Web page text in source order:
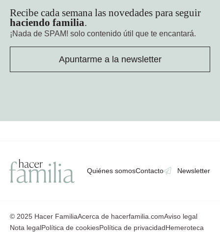
Recibe cada semana las novedades para seguir
haciendo familia.
¡Nada de SPAM! solo contenido útil que te encantará.
Apuntarme a la newsletter
Quiénes somosContacto Newsletter
© 2025 Hacer FamiliaAcerca de hacerfamilia.comAviso legal
Nota legalPolítica de cookiesPolítica de privacidadHemeroteca